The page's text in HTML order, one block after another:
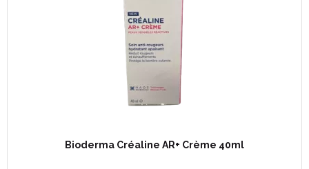
Bioderma Créaline AR+ Crème 40ml